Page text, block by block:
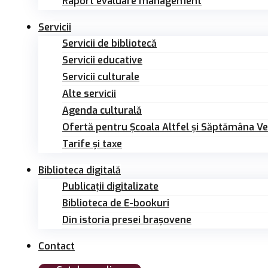
Servicii
Servicii de bibliotecă
Servicii educative
Servicii culturale
Alte servicii
Agenda culturală
Ofertă pentru Şcoala Altfel și Săptămâna
Tarife și taxe
Biblioteca digitală
Publicații digitalizate
Biblioteca de E-bookuri
Din istoria presei brașovene
Contact